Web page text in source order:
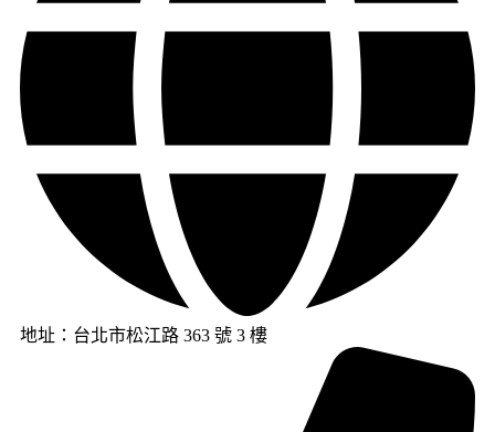
地址：台北市松江路 363 號 3 樓